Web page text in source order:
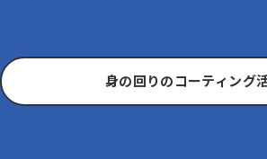
身の回りのコーティング